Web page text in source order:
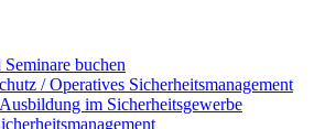
buchen
/ Operatives Sicherheitsmanagement
im Sicherheitsgewerbe